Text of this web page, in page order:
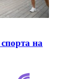
на